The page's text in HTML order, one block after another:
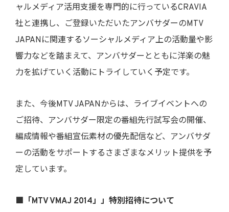
ャルメディア活用支援を専門的に行っているCRAVIA
社と連携し、ご登録いただいたアンバサダーのMTV
JAPANに関連するソーシャルメディア上の活動量や影
響力などを踏まえて、アンバサダーとともに洋楽の魅
力を拡げていく活動にトライしていく予定です。
また、今後MTV JAPANからは、ライブイベントへの
ご招待、アンバサダー限定の番組先行試写会の開催、
編成情報や番組宣伝素材の優先配信など、アンバサダ
ーの活動をサポートするさまざまなメリット提供を予
定しています。
■「MTV VMAJ 2014」」特別招待について